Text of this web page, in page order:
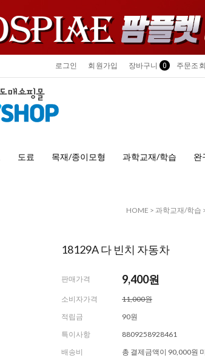
로그인 회원가입 장바구니 0 주문조회
도료 목재/종이모형 과학교재/학습 완
HOME > 과학교재/학습
18129A 다 빈치 자동차
판매가격 9,400원
소비자가격
11,000원
적립금
90원
특이사항
8809258928461
배송비
총 결제금액이 90,000원